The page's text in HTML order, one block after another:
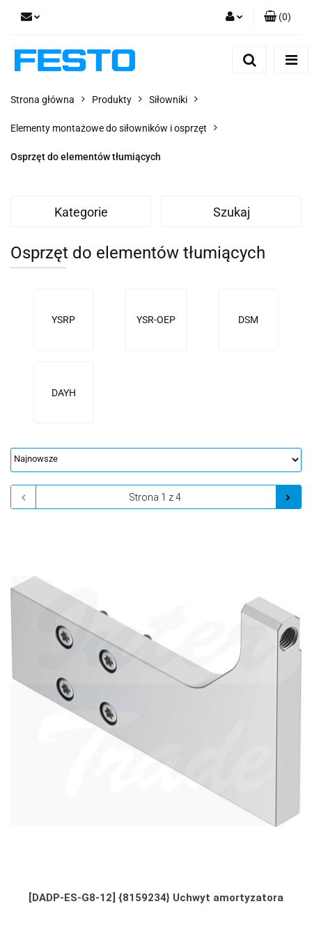
Dodaj zgłoszenie
(0)
Strona główna Produkty Siłowniki
Elementy montażowe do siłowników i osprzęt
Osprzęt do elementów tłumiących
Kategorie Szukaj
Osprzęt do elementów tłumiących
YSRP YSR-OEP DSM
DAYH
[DADP-ES-G8-12] {8159234} Uchwyt amortyzatora